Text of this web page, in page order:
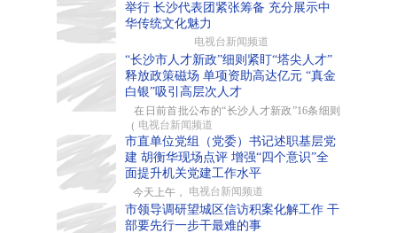
举行 长沙代表团紧张筹备 充分展示中
华传统文化魅力
电视台新闻频道
“长沙市人才新政”细则紧盯“塔尖人才”
释放政策磁场 单项资助高达亿元 “真金
白银”吸引高层次人才
在日前首批公布的“长沙人才新政”16条细则
（ 电视台新闻频道
市直单位党组（党委）书记述职基层党
建 胡衡华现场点评 增强“四个意识”全
面提升机关党建工作水平
今天上午， 电视台新闻频道
市领导调研望城区信访积案化解工作 干
部要先行一步干最难的事